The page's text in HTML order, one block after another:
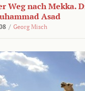
Weg nach Mekka.
Asad
/ Georg Misch